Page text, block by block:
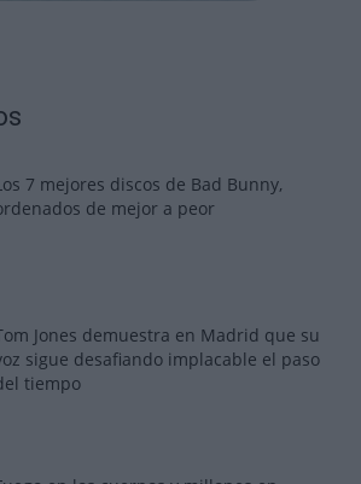
7 mejores discos de Bad Bunny,
de mejor a peor
Jones demuestra en Madrid que su
sigue desafiando implacable el paso
tiempo